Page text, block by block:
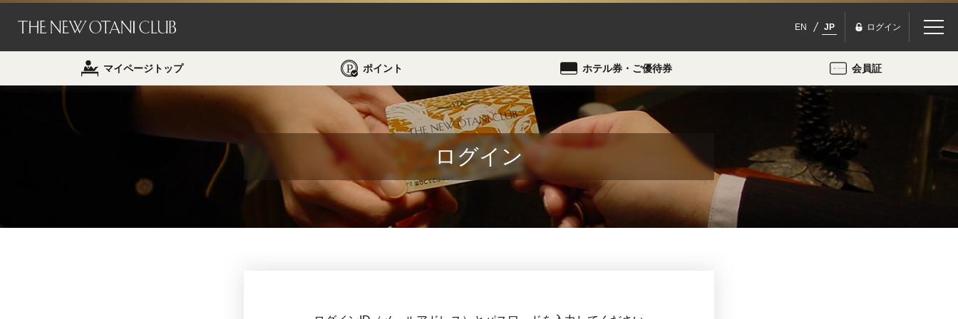
EN JP ログイン
マイページトップ ポイント ホテル券・ご優待券 会員証
ログイン